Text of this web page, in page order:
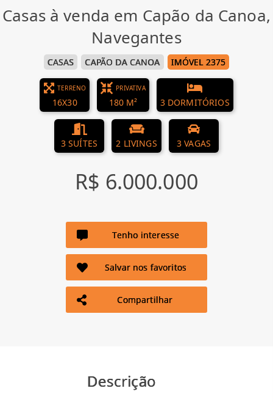
Casas à venda em Capão da Canoa,
Navegantes
CASAS CAPÃO DA CANOA IMÓVEL 2375
TERRENO
16X30
PRIVATIVA
180 M² 3 DORMITÓRIOS
3 SUÍTES 2 LIVINGS 3 VAGAS
R$ 6.000.000
Tenho interesse
Salvar nos favoritos
Compartilhar
Descrição